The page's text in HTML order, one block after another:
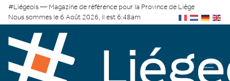
#Liégeois — Magazine de référence pour la Province de Liège
Nous sommes le 6 Août 2026, il est 6:48am